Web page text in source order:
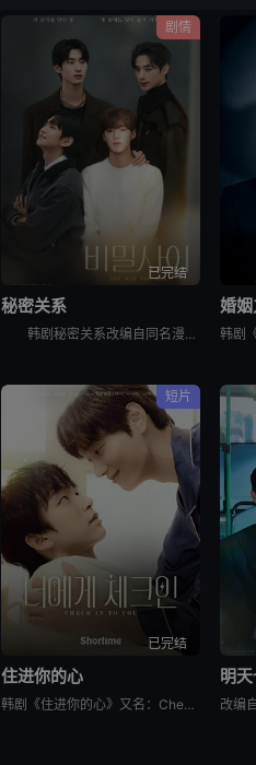
剧情
已完结
秘密关系
韩剧秘密关系改编自同名漫画。多温聪明机灵、足智多谋，努力摆脱贫困。但他的吝啬行为却惹恼了同事成贤，成贤讨厌他。在与自己贫困的父母发生冲突后，多温突然与成贤的关系越来越亲密，同时也在平衡着对前任导师
婚
短片
已完结
住进你的心
韩剧《住进你的心》又名：Check In To You,너에게 체크인，讲述了：一位是完美主义、以利益为重的冷酷CEO车道京，他计划卖掉一间充满魅力的民宿；另一位是感性、温柔且深爱这个民宿的经理尹智梧
明天